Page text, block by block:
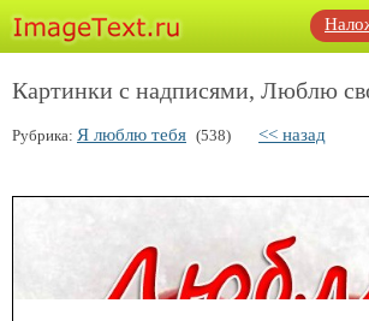
Картинки с надписями, Люблю
Рубрика: Я люблю тебя (538) << назад